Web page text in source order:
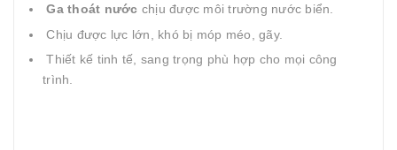
Ga thoát nước chịu được môi trường nước biển.
Chịu được lực lớn, khó bị móp méo, gãy.
Thiết kế tinh tế, sang trọng phù hợp cho mọi công
trình.